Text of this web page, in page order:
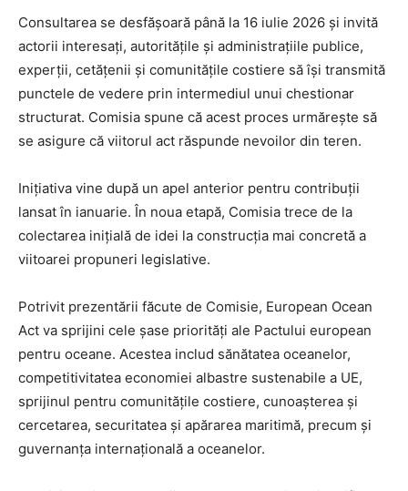
Consultarea se desfășoară până la 16 iulie 2026 și invită
actorii interesați, autoritățile și administrațiile publice,
experții, cetățenii și comunitățile costiere să își transmită
punctele de vedere prin intermediul unui chestionar
structurat. Comisia spune că acest proces urmărește să
se asigure că viitorul act răspunde nevoilor din teren.
Inițiativa vine după un apel anterior pentru contribuții
lansat în ianuarie. În noua etapă, Comisia trece de la
colectarea inițială de idei la construcția mai concretă a
viitoarei propuneri legislative.
Potrivit prezentării făcute de Comisie, European Ocean
Act va sprijini cele șase priorități ale Pactului european
pentru oceane. Acestea includ sănătatea oceanelor,
competitivitatea economiei albastre sustenabile a UE,
sprijinul pentru comunitățile costiere, cunoașterea și
cercetarea, securitatea și apărarea maritimă, precum și
guvernanța internațională a oceanelor.